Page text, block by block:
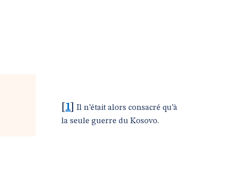
1
Il n’était alors consacré qu’à
la seule guerre du Kosovo.